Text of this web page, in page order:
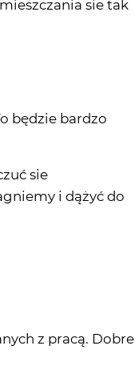
sie tak
będzie bardzo
sie
i dążyć do
z pracą. Dobre